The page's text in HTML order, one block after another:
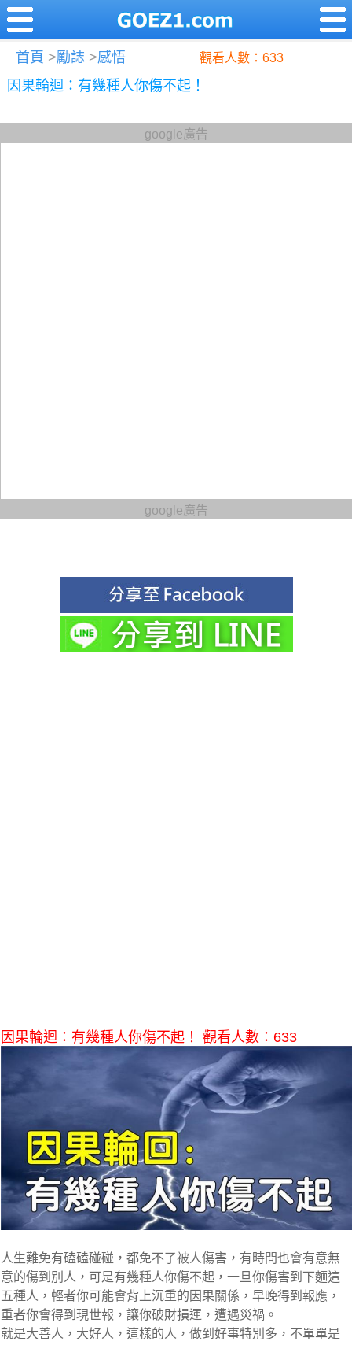
首頁 >勵誌 >感悟 觀看人數：633
因果輪迴：有幾種人你傷不起！
google廣告
google廣告
因果輪迴：有幾種人你傷不起！ 觀看人數：633
人生難免有磕磕碰碰，都免不了被人傷害，有時間也會有意無
意的傷到別人，可是有幾種人你傷不起，一旦你傷害到下麵這
五種人，輕者你可能會背上沉重的因果關係，早晚得到報應，
重者你會得到現世報，讓你破財損運，遭遇災禍。
就是大善人，大好人，這樣的人，做到好事特別多，不單單是